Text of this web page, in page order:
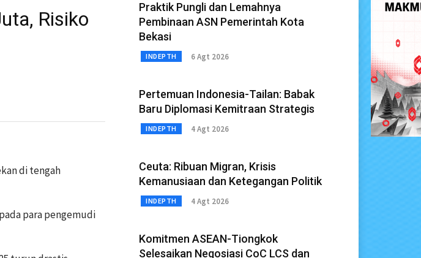
Risiko
di tengah
para pengemudi
Praktik Pungli dan Lemahnya
Pembinaan ASN Pemerintah Kota
Bekasi
INDEPTH 6 Agt 2026
Pertemuan Indonesia-Tailan: Babak
Baru Diplomasi Kemitraan Strategis
INDEPTH 4 Agt 2026
Ceuta: Ribuan Migran, Krisis
Kemanusiaan dan Ketegangan Politik
INDEPTH 4 Agt 2026
Komitmen ASEAN-Tiongkok
Selesaikan Negosiasi CoC LCS dan